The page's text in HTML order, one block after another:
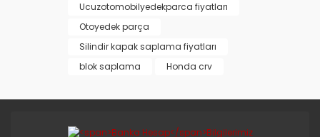
Ucuzotomobilyedekparca fiyatları
Otoyedek parça
Silindir kapak saplama fiyatları
blok saplama
Honda crv